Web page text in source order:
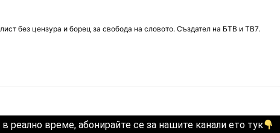
без цензура и борец за свобода на словото. Създател на БТВ и ТВ7.
реално време, абонирайте се за нашите канали ето тук